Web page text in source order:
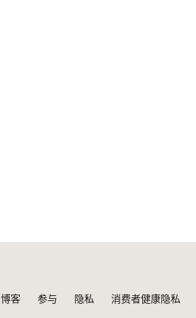
博客 参与 隐私 消费者健康隐私